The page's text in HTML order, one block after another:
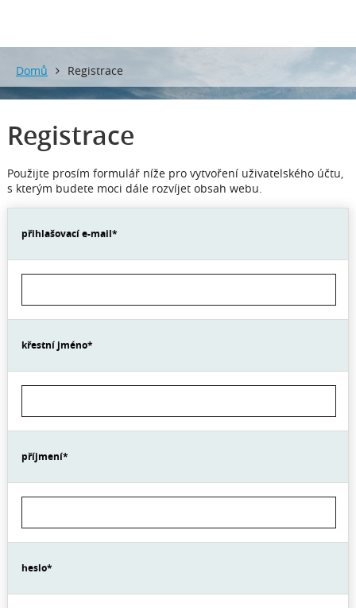
Domů Registrace
Registrace
Použijte prosím formulář níže pro vytvoření uživatelského účtu,
s kterým budete moci dále rozvíjet obsah webu.
přihlašovací e-mail*
křestní jméno*
příjmení*
heslo*